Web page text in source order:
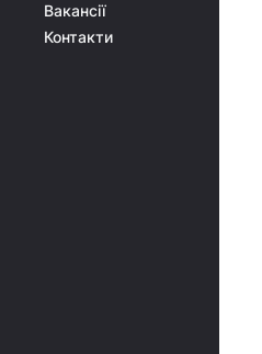
Вакансії
Контакти